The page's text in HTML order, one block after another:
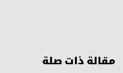
مقالة ذات صلة